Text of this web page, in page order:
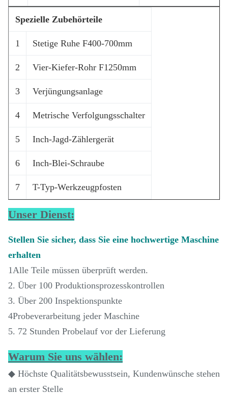
Spezielle Zubehörteile
1 Stetige Ruhe F400-700mm
2 Vier-Kiefer-Rohr F1250mm
3 Verjüngungsanlage
4 Metrische Verfolgungsschalter
5 Inch-Jagd-Zählergerät
6 Inch-Blei-Schraube
7 T-Typ-Werkzeugpfosten
Unser Dienst:
Stellen Sie sicher, dass Sie eine hochwertige Maschine
erhalten
1Alle Teile müssen überprüft werden.
2. Über 100 Produktionsprozesskontrollen
3. Über 200 Inspektionspunkte
4Probeverarbeitung jeder Maschine
5. 72 Stunden Probelauf vor der Lieferung
Warum Sie uns wählen:
◆ Höchste Qualitätsbewusstsein, Kundenwünsche stehen
an erster Stelle